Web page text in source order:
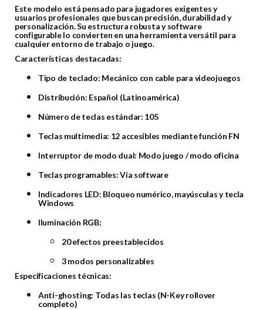
Este modelo está pensado para jugadores exigentes y
usuarios profesionales que buscan precisión, durabilidad y
personalización. Su estructura robusta y software
configurable lo convierten en una herramienta versátil para
cualquier entorno de trabajo o juego.
Características destacadas:
Tipo de teclado: Mecánico con cable para videojuegos
Distribución: Español (Latinoamérica)
Número de teclas estándar: 105
Teclas multimedia: 12 accesibles mediante función FN
Interruptor de modo dual: Modo juego / modo oficina
Teclas programables: Vía software
Indicadores LED: Bloqueo numérico, mayúsculas y tecla
Windows
Iluminación RGB:
20 efectos preestablecidos
3 modos personalizables
Especificaciones técnicas:
Anti-ghosting: Todas las teclas (N-Key rollover
completo)